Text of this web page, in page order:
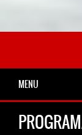
MENU